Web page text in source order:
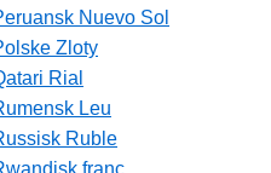
Nuevo Sol
Zloty
Rial
Leu
Ruble